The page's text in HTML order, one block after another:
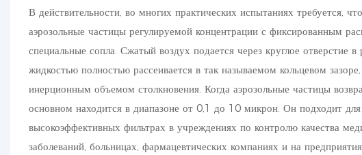
В действительности, во многих практических испытаниях требуется,
аэрозольные частицы регулируемой концентрации с фиксированным
специальные сопла. Сжатый воздух подается через круглое
жидкостью полностью рассеивается в так называемом кольцевом
инерционным объемом столкновения. Когда аэрозольные частицы
основном находится в диапазоне от 0,1 до 10 микрон. Он подходит
высокоэффективных фильтрах в учреждениях по контролю качества
заболеваний, больницах, фармацевтических компаниях и на